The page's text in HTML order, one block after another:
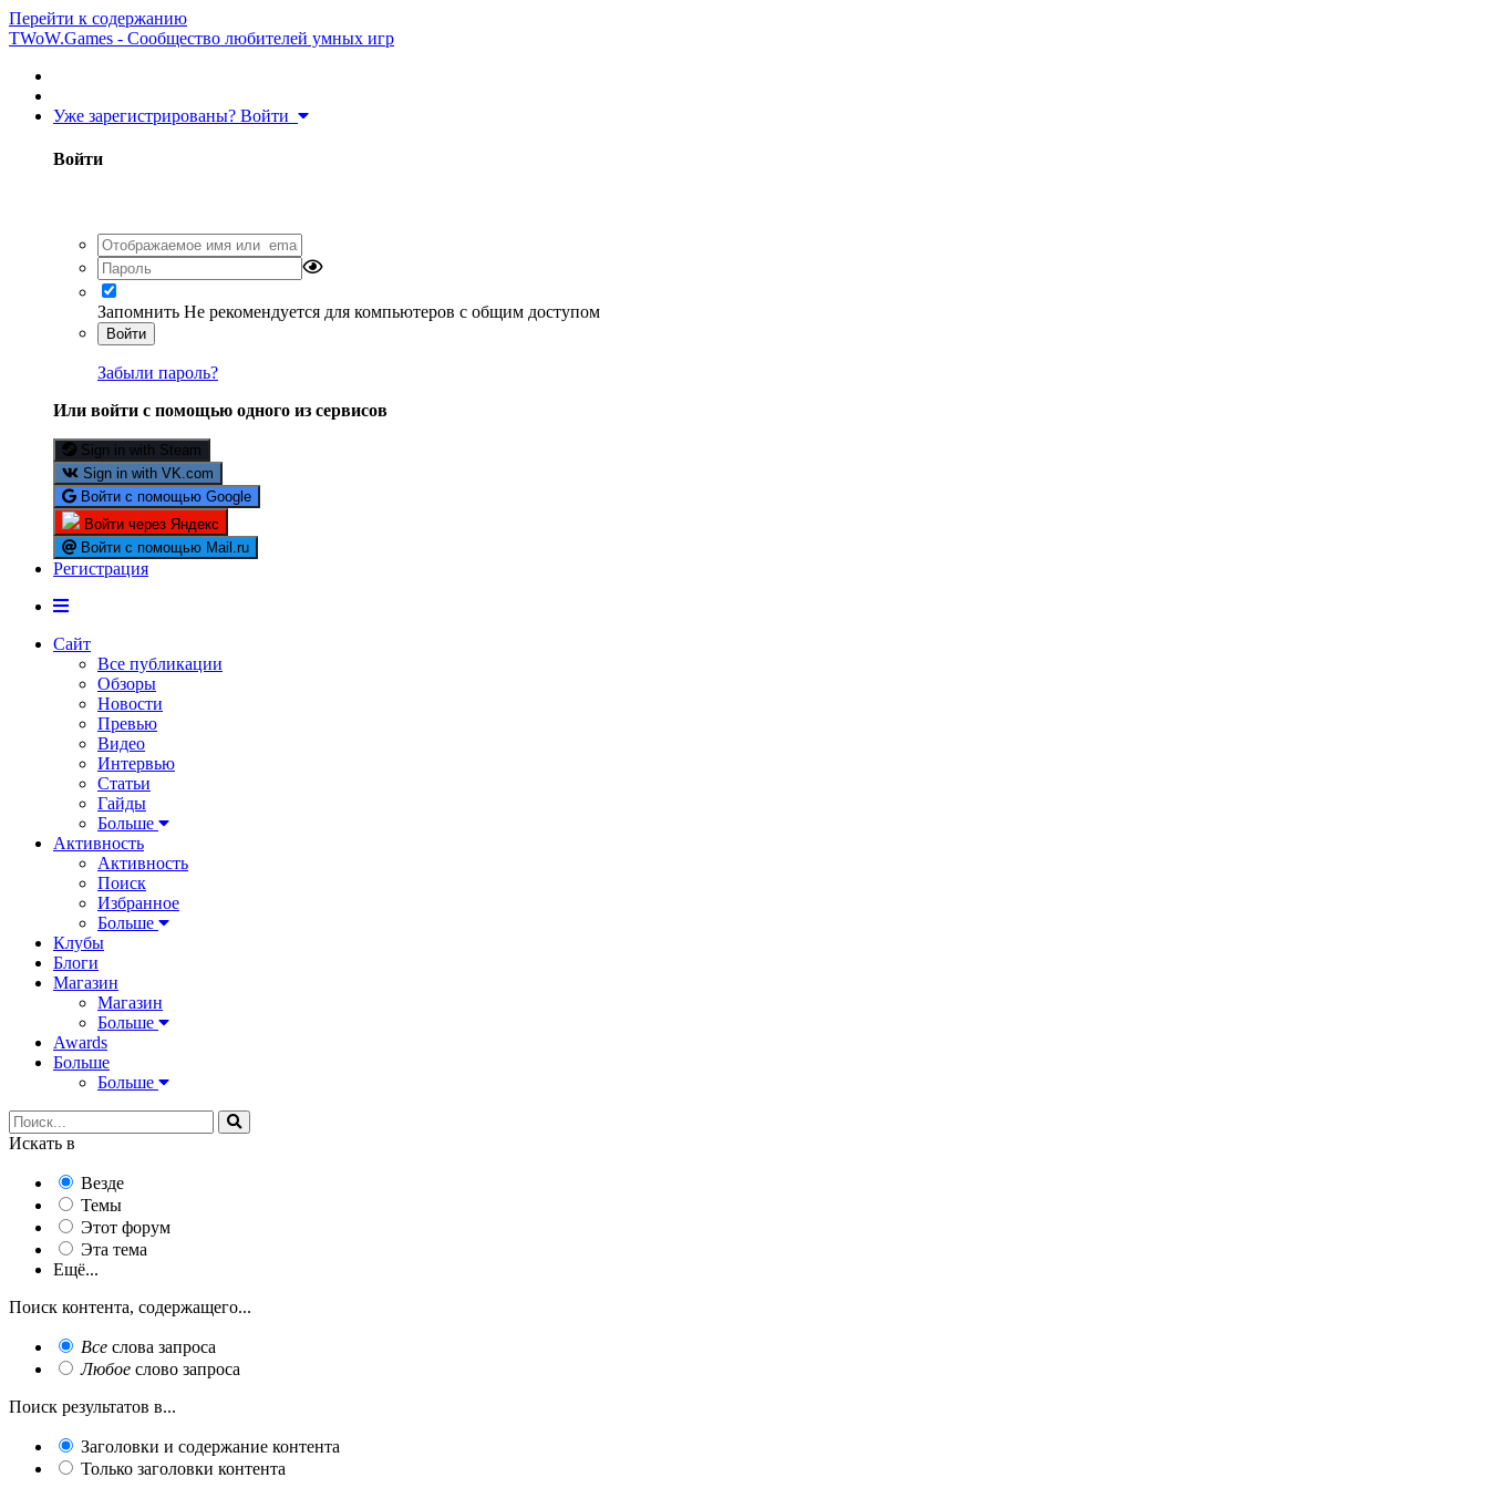
Перейти к содержанию
TWoW.Games - Сообщество любителей умных игр
Уже зарегистрированы? Войти
Войти
Запомнить Не рекомендуется для компьютеров с общим доступом
Войти
Забыли пароль?
Или войти с помощью одного из сервисов
Sign in with Steam
Sign in with VK.com
Войти с помощью Google
Войти через Яндекс
Войти с помощью Mail.ru
Регистрация
Сайт
Все публикации
Обзоры
Новости
Превью
Видео
Интервью
Статьи
Гайды
Больше
Активность
Активность
Поиск
Избранное
Больше
Клубы
Блоги
Магазин
Магазин
Больше
Awards
Больше
Больше
Искать в
Везде
Темы
Этот форум
Эта тема
Ещё...
Поиск контента, содержащего...
Все слова запроса
Любое слово запроса
Поиск результатов в...
Заголовки и содержание контента
Только заголовки контента